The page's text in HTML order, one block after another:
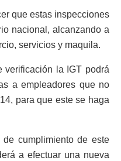
que estas inspecciones
nacional, alcanzando a
servicios y maquila.
verificación la IGT podrá
a empleadores que no
para que este se haga
cumplimiento de este
a efectuar una nueva